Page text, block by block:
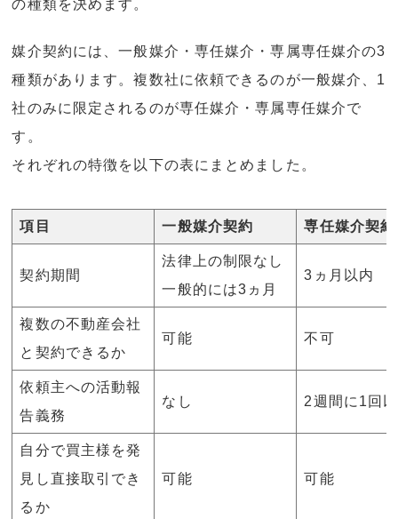
の種類を決めます。
媒介契約には、一般媒介・専任媒介・専属専任媒介の3
種類があります。複数社に依頼できるのが一般媒介、1
社のみに限定されるのが専任媒介・専属専任媒介で
す。
それぞれの特徴を以下の表にまとめました。
項目 一般媒介契約 専任媒介契約
契約期間
法律上の制限なし
一般的には3ヵ月
3ヵ月以内
複数の不動産会社
と契約できるか
可能 不可
依頼主への活動報
告義務
なし 2週間に1回
自分で買主様を発
見し直接取引でき
るか
可能 可能